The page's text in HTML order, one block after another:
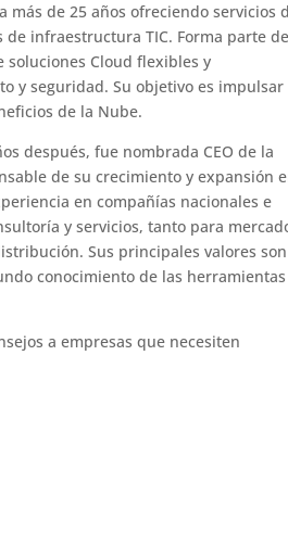
más de 25 años ofreciendo servicios
infraestructura TIC. Forma parte
Cloud flexibles y
y seguridad. Su objetivo es impulsar
de la Nube.
después, fue nombrada CEO de la
de su crecimiento y expansión
en compañías nacionales e
y servicios, tanto para
Sus principales valores
conocimiento de las
a empresas que necesiten